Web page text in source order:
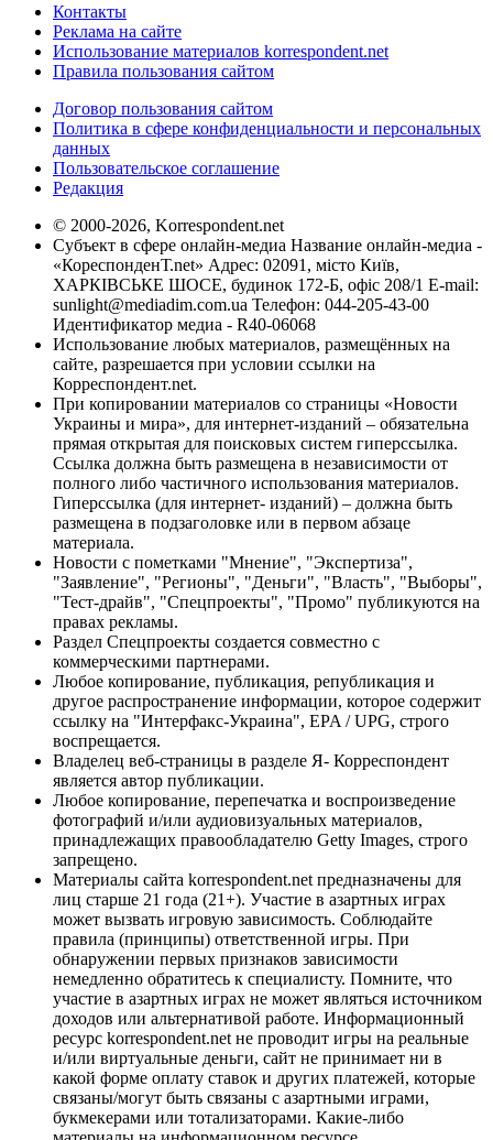
Контакты
Реклама на сайте
Использование материалов korrespondent.net
Правила пользования сайтом
Договор пользования сайтом
Политика в сфере конфиденциальности и персональных
данных
Пользовательское соглашение
Редакция
© 2000-2026, Korrespondent.net
Субъект в сфере онлайн-медиа Название онлайн-медиа -
«КореспонденТ.net» Адрес: 02091, місто Київ,
ХАРКІВСЬКЕ ШОСЕ, будинок 172-Б, офіс 208/1 E-mail:
sunlight@mediadim.com.ua Телефон: 044-205-43-00
Идентификатор медиа - R40-06068
Использование любых материалов, размещённых на
сайте, разрешается при условии ссылки на
Корреспондент.net.
При копировании материалов со страницы «Новости
Украины и мира», для интернет-изданий – обязательна
прямая открытая для поисковых систем гиперссылка.
Ссылка должна быть размещена в независимости от
полного либо частичного использования материалов.
Гиперссылка (для интернет- изданий) – должна быть
размещена в подзаголовке или в первом абзаце
материала.
Новости с пометками "Мнение", "Экспертиза",
"Заявление", "Регионы", "Деньги", "Власть", "Выборы",
"Тест-драйв", "Спецпроекты", "Промо" публикуются на
правах рекламы.
Раздел Спецпроекты создается совместно с
коммерческими партнерами.
Любое копирование, публикация, републикация и
другое распространение информации, которое содержит
ссылку на "Интерфакс-Украина", EPA / UPG, строго
воспрещается.
Владелец веб-страницы в разделе Я- Корреспондент
является автор публикации.
Любое копирование, перепечатка и воспроизведение
фотографий и/или аудиовизуальных материалов,
принадлежащих правообладателю Getty Images, строго
запрещено.
Материалы сайта korrespondent.net предназначены для
лиц старше 21 года (21+). Участие в азартных играх
может вызвать игровую зависимость. Соблюдайте
правила (принципы) ответственной игры. При
обнаружении первых признаков зависимости
немедленно обратитесь к специалисту. Помните, что
участие в азартных играх не может являться источником
доходов или альтернативой работе. Информационный
ресурс korrespondent.net не проводит игры на реальные
и/или виртуальные деньги, сайт не принимает ни в
какой форме оплату ставок и других платежей, которые
связаны/могут быть связаны с азартными играми,
букмекерами или тотализаторами. Какие-либо